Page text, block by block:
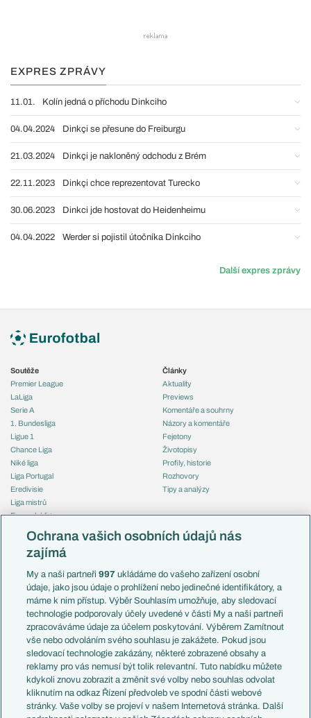
EXPRES ZPRÁVY
11.01. Kolín jedná o příchodu Dinkciho
04.04.2024 Dinkçi se přesune do Freiburgu
21.03.2024 Dinkçi je nakloněný odchodu z Brém
22.11.2023 Dinkçi chce reprezentovat Turecko
30.06.2023 Dinkci jde hostovat do Heidenheimu
04.04.2022 Werder si pojistil útočníka Dinkciho
Další expres zprávy
Soutěže
Premier League
LaLiga
Serie A
1. Bundesliga
Ligue 1
Chance Liga
Niké liga
Liga Portugal
Eredivisie
Liga mistrů
Evropská liga
Mistrovství světa
Liga národů
Témata
Představení týmů MS
EuroSkauting
PL v kostce
Evropské koeficienty
Přestupy
Přestupové spekulace
Zranění
Kluby
Články
Aktuality
Previews
Komentáře a souhrny
Názory a komentáře
Fejetony
Životopisy
Profily, historie
Rozhovory
Tipy a analýzy
Česko
Francie
Itálie
Německo
Španělsko
Argentina
Brazílie
Přestupy
Zápasy
Livescore
Tipovací soutěž
Ochrana vašich osobních údajů nás
zajímá
My a naši partneři997 ukládáme do vašeho zařízení osobní
údaje, jako jsou údaje o prohlížení nebo jedinečné identifikátory, a
máme k nim přístup. Výběr Souhlasím umožňuje, aby sledovací
technologie podporovaly účely uvedené v části My a naši partneři
zpracováváme údaje za účelem poskytování. Výběrem Zamítnout
vše nebo odvoláním svého souhlasu je zakážete. Pokud jsou
sledovací technologie zakázány, některé zobrazené obsahy a
reklamy pro vás nemusí být tolik relevantní. Tuto nabídku můžete
kdykoli znovu zobrazit a změnit své volby nebo souhlas odvolat
kliknutím na odkaz Řízení předvoleb ve spodní části webové
stránky. Vaše volby se projeví v našem Internetová stránka. Další